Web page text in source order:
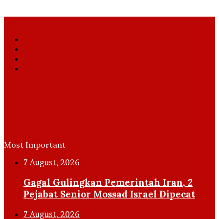
Most Important
7 August, 2026
Gagal Gulingkan Pemerintah Iran, 2
Pejabat Senior Mossad Israel Dipecat
7 August, 2026